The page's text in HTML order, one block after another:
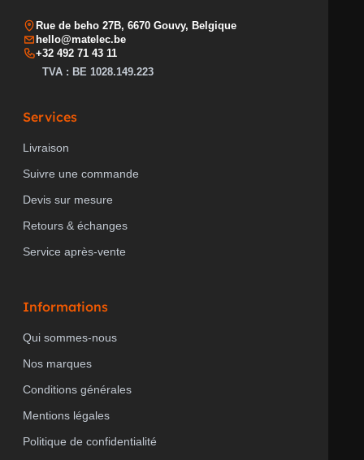
Rue de beho 27B, 6670 Gouvy, Belgique
hello@matelec.be
+32 492 71 43 11
TVA : BE 1028.149.223
Services
Livraison
Suivre une commande
Devis sur mesure
Retours & échanges
Service après-vente
Informations
Qui sommes-nous
Nos marques
Conditions générales
Mentions légales
Politique de confidentialité